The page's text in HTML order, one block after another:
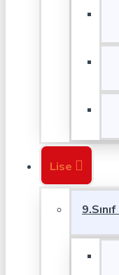
Lise
9.Sınıf